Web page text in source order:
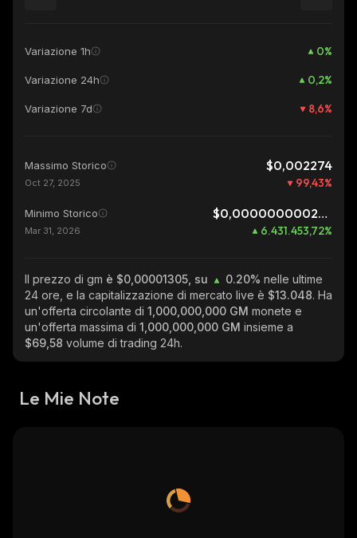
Variazione 1h 0%
Variazione 24h 0,2%
Variazione 7d 8,6%
Massimo Storico $0,002274
Oct 27, 2025 99,43%
Minimo Storico $0,0000000002029
Mar 31, 2026 6.431.453,72%
Il prezzo di gm è $0,00001305, su 0.20% nelle ultime
24 ore, e la capitalizzazione di mercato live è $13.048. Ha
un'offerta circolante di 1,000,000,000 GM monete e
un'offerta massima di 1,000,000,000 GM insieme a
$69,58 volume di trading 24h.
Le Mie Note